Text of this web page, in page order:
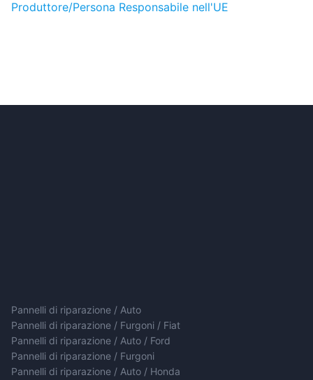
Produttore/Persona Responsabile nell'UE
Pannelli di riparazione / Auto
Pannelli di riparazione / Furgoni / Fiat
Pannelli di riparazione / Auto / Ford
Pannelli di riparazione / Furgoni
Pannelli di riparazione / Auto / Honda